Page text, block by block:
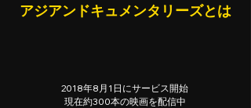
アジアンドキュメンタリーズとは
2018年8月1日にサービス開始
現在約300本の映画を配信中